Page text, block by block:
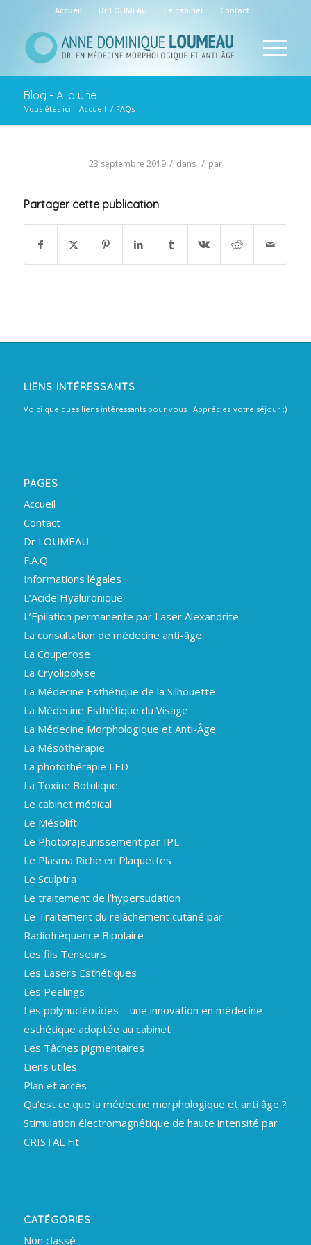
Accueil Dr LOUMEAU Le cabinet Contact
Blog - A la une
Vous êtes ici : Accueil / FAQs
23 septembre 2019 / dans / par
Partager cette publication
LIENS INTÉRESSANTS
Voici quelques liens intéressants pour vous ! Appréciez votre séjour :)
PAGES
Accueil
Contact
Dr LOUMEAU
F.A.Q.
Informations légales
L’Acide Hyaluronique
L’Epilation permanente par Laser Alexandrite
La consultation de médecine anti-âge
La Couperose
La Cryolipolyse
La Médecine Esthétique de la Silhouette
La Médecine Esthétique du Visage
La Médecine Morphologique et Anti-Âge
La Mésothérapie
La photothérapie LED
La Toxine Botulique
Le cabinet médical
Le Mésolift
Le Photorajeunissement par IPL
Le Plasma Riche en Plaquettes
Le Sculptra
Le traitement de l’hypersudation
Le Traitement du relâchement cutané par
Radiofréquence Bipolaire
Les fils Tenseurs
Les Lasers Esthétiques
Les Peelings
Les polynucléotides – une innovation en médecine
esthétique adoptée au cabinet
Les Tâches pigmentaires
Liens utiles
Plan et accès
Qu’est ce que la médecine morphologique et anti âge ?
Stimulation électromagnétique de haute intensité par
CRISTAL Fit
CATÉGORIES
Non classé